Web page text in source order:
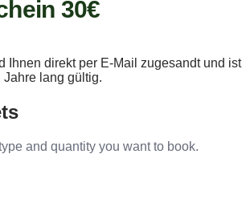
30€
Ihnen direkt per E-Mail zugesandt und ist
lang gültig.
and quantity you want to book.